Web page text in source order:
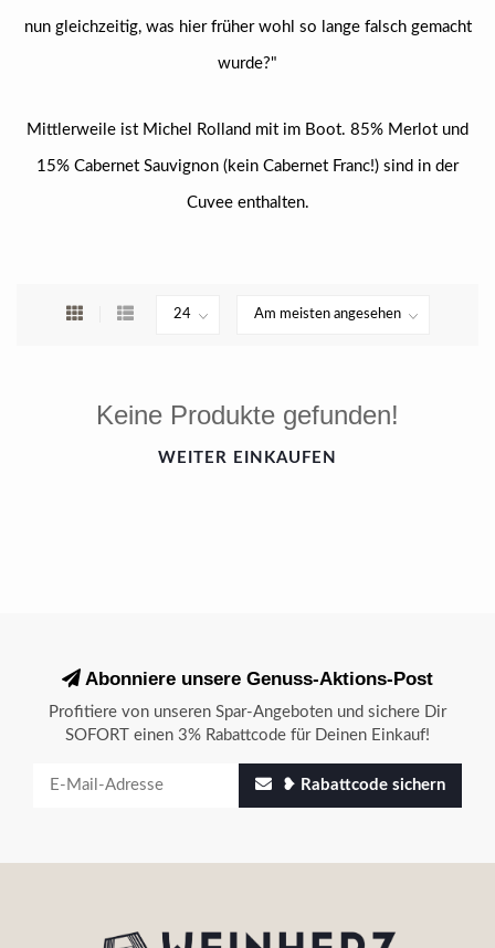
nun gleichzeitig, was hier früher wohl so lange falsch gemacht
wurde?"
Mittlerweile ist Michel Rolland mit im Boot. 85% Merlot und
15% Cabernet Sauvignon (kein Cabernet Franc!) sind in der
Cuvee enthalten.
Keine Produkte gefunden!
WEITER EINKAUFEN
Abonniere unsere Genuss-Aktions-Post
Profitiere von unseren Spar-Angeboten und sichere Dir
SOFORT einen 3% Rabattcode für Deinen Einkauf!
❥ Rabattcode sichern